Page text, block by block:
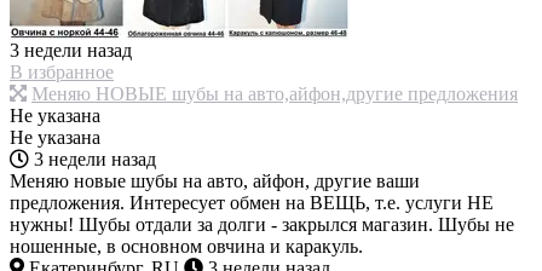
3 недели назад
В избранное
Меняю НОВЫЕ шубы на авто,айфон,другие предложения
Не указана
Не указана
3 недели назад
Меняю новые шубы на авто, айфон, другие ваши
предложения. Интересует обмен на ВЕЩЬ, т.е. услуги НЕ
нужны! Шубы отдали за долги - закрылся магазин. Шубы не
ношенные, в основном овчина и каракуль.